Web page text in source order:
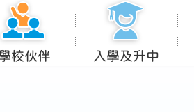
校伙伴 入學及升中